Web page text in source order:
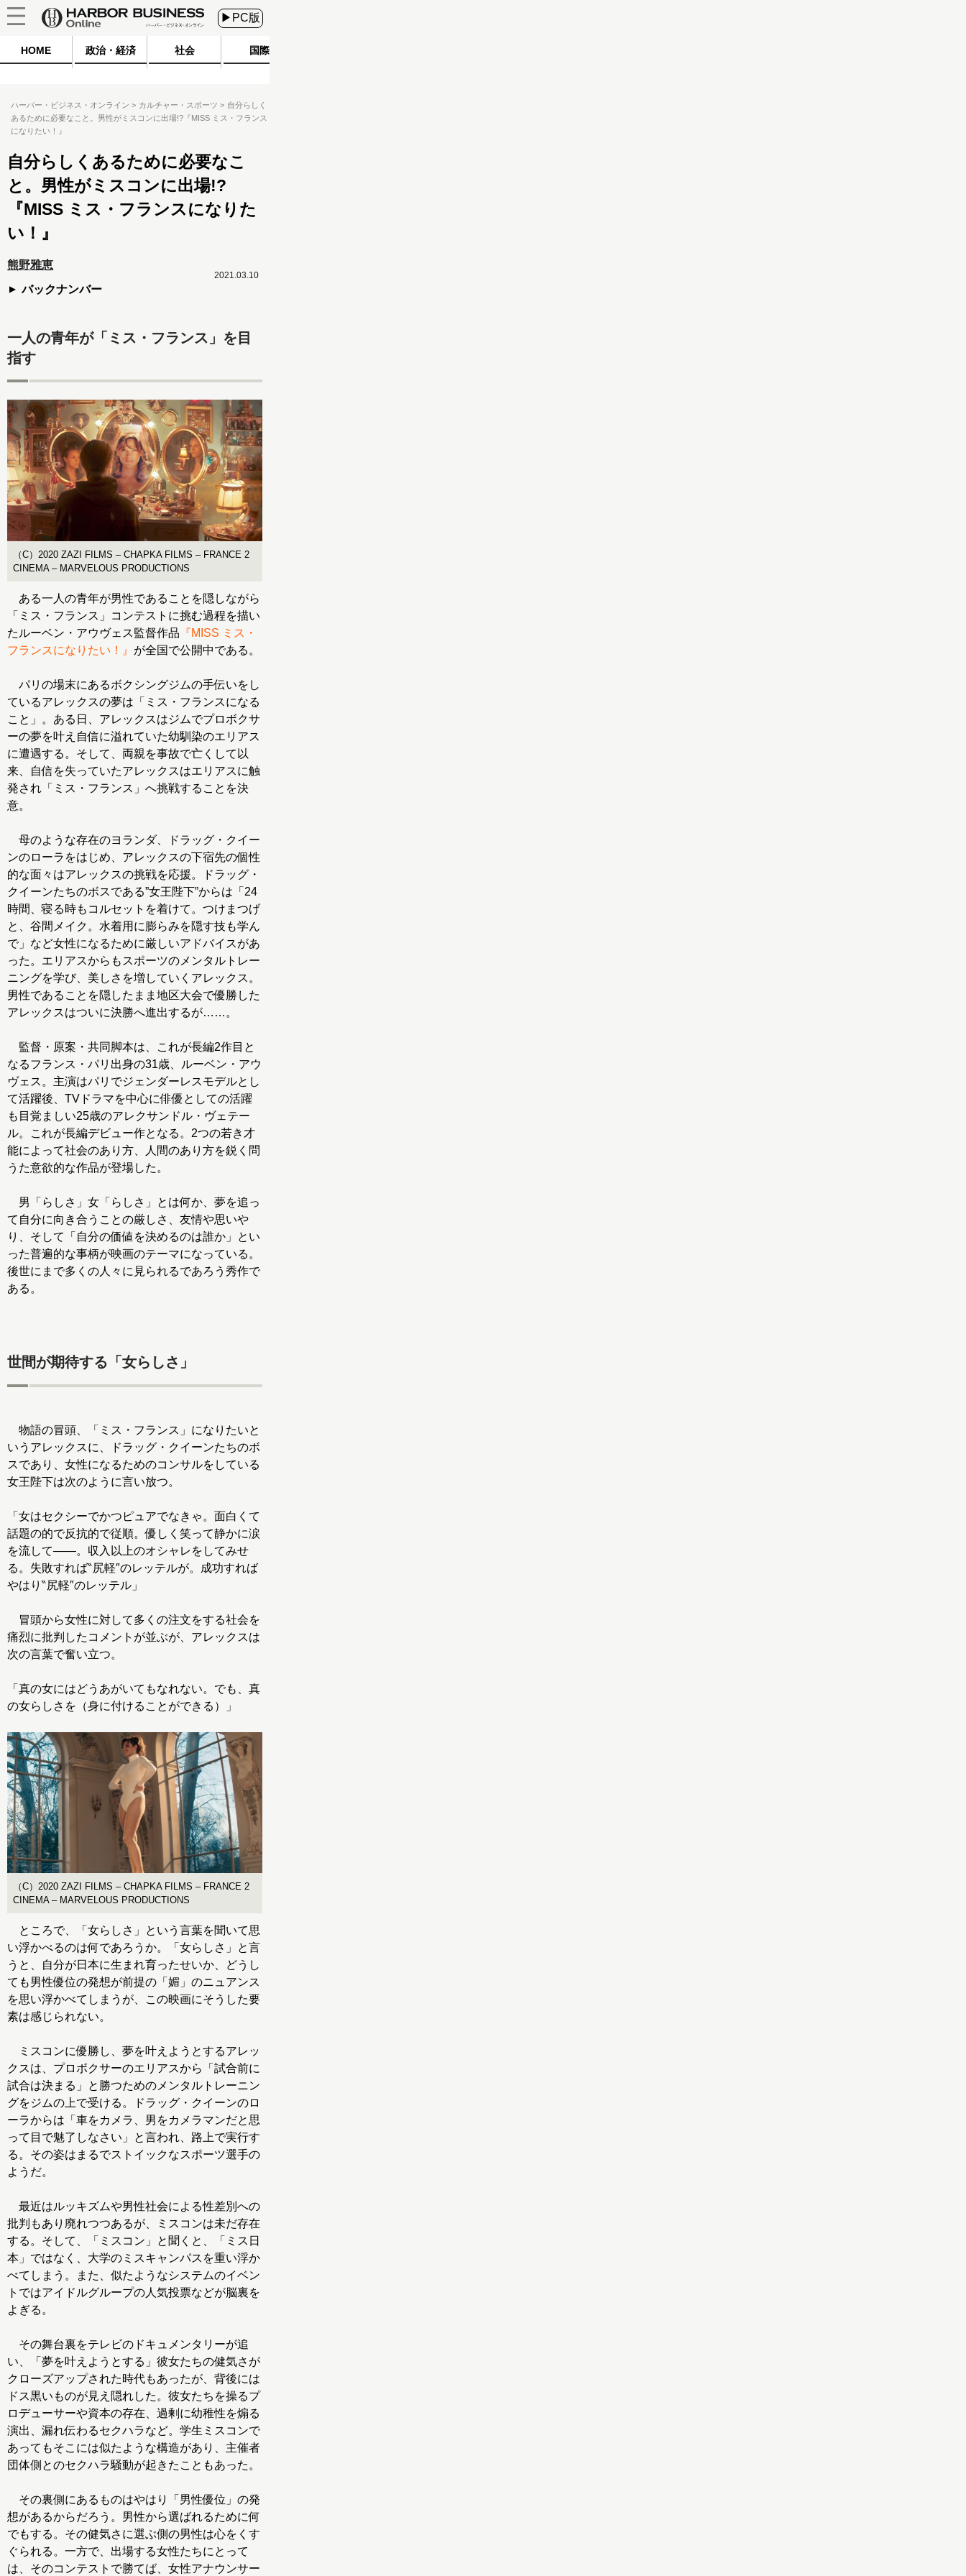
▶PC版
HOME 政治・経済 社会 国際
ハーバー・ビジネス・オンライン カルチャー・スポーツ
自分らしく
あるために必要なこと。男性がミスコンに出場!?『MISS ミス・フランス
になりたい！』
自分らしくあるために必要なこ
と。男性がミスコンに出場!?
『MISS ミス・フランスになりた
い！』
熊野雅恵
バックナンバー
2021.03.10
一人の青年が「ミス・フランス」を目
指す
（C）2020 ZAZI FILMS – CHAPKA FILMS – FRANCE 2
CINEMA – MARVELOUS PRODUCTIONS
ある一人の青年が男性であることを隠しながら
「ミス・フランス」コンテストに挑む過程を描い
たルーベン・アウヴェス監督作品 『MISS ミス・
フランスになりたい！』 が全国で公開中である。
パリの場末にあるボクシングジムの手伝いをし
ているアレックスの夢は「ミス・フランスになる
こと」。ある日、アレックスはジムでプロボクサ
ーの夢を叶え自信に溢れていた幼馴染のエリアス
に遭遇する。そして、両親を事故で亡くして以
来、自信を失っていたアレックスはエリアスに触
発され「ミス・フランス」へ挑戦することを決
意。
母のような存在のヨランダ、ドラッグ・クイー
ンのローラをはじめ、アレックスの下宿先の個性
的な面々はアレックスの挑戦を応援。ドラッグ・
クイーンたちのボスである”女王陛下”からは「24
時間、寝る時もコルセットを着けて。つけまつげ
と、谷間メイク。水着用に膨らみを隠す技も学ん
で」など女性になるために厳しいアドバイスがあ
った。エリアスからもスポーツのメンタルトレー
ニングを学び、美しさを増していくアレックス。
男性であることを隠したまま地区大会で優勝した
アレックスはついに決勝へ進出するが……。
監督・原案・共同脚本は、これが長編2作目と
なるフランス・パリ出身の31歳、ルーベン・アウ
ヴェス。主演はパリでジェンダーレスモデルとし
て活躍後、TVドラマを中心に俳優としての活躍
も目覚ましい25歳のアレクサンドル・ヴェテー
ル。これが長編デビュー作となる。2つの若き才
能によって社会のあり方、人間のあり方を鋭く問
うた意欲的な作品が登場した。
男「らしさ」女「らしさ」とは何か、夢を追っ
て自分に向き合うことの厳しさ、友情や思いや
り、そして「自分の価値を決めるのは誰か」とい
った普遍的な事柄が映画のテーマになっている。
後世にまで多くの人々に見られるであろう秀作で
ある。
世間が期待する「女らしさ」
物語の冒頭、「ミス・フランス」になりたいと
いうアレックスに、ドラッグ・クイーンたちのボ
スであり、女性になるためのコンサルをしている
女王陛下は次のように言い放つ。
「女はセクシーでかつピュアでなきゃ。面白くて
話題の的で反抗的で従順。優しく笑って静かに涙
を流して――。収入以上のオシャレをしてみせ
る。失敗すれば‶尻軽″のレッテルが。成功すれば
やはり‶尻軽″のレッテル」
冒頭から女性に対して多くの注文をする社会を
痛烈に批判したコメントが並ぶが、アレックスは
次の言葉で奮い立つ。
「真の女にはどうあがいてもなれない。でも、真
の女らしさを（身に付けることができる）」
（C）2020 ZAZI FILMS – CHAPKA FILMS – FRANCE 2
CINEMA – MARVELOUS PRODUCTIONS
ところで、「女らしさ」という言葉を聞いて思
い浮かべるのは何であろうか。「女らしさ」と言
うと、自分が日本に生まれ育ったせいか、どうし
ても男性優位の発想が前提の「媚」のニュアンス
を思い浮かべてしまうが、この映画にそうした要
素は感じられない。
ミスコンに優勝し、夢を叶えようとするアレッ
クスは、プロボクサーのエリアスから「試合前に
試合は決まる」と勝つためのメンタルトレーニン
グをジムの上で受ける。ドラッグ・クイーンのロ
ーラからは「車をカメラ、男をカメラマンだと思
って目で魅了しなさい」と言われ、路上で実行す
る。その姿はまるでストイックなスポーツ選手の
ようだ。
最近はルッキズムや男性社会による性差別への
批判もあり廃れつつあるが、ミスコンは未だ存在
する。そして、「ミスコン」と聞くと、「ミス日
本」ではなく、大学のミスキャンパスを重い浮か
べてしまう。また、似たようなシステムのイベン
トではアイドルグループの人気投票などが脳裏を
よぎる。
その舞台裏をテレビのドキュメンタリーが追
い、「夢を叶えようとする」彼女たちの健気さが
クローズアップされた時代もあったが、背後には
ドス黒いものが見え隠れした。彼女たちを操るプ
ロデューサーや資本の存在、過剰に幼稚性を煽る
演出、漏れ伝わるセクハラなど。学生ミスコンで
あってもそこには似たような構造があり、主催者
団体側とのセクハラ騒動が起きたこともあった。
その裏側にあるものはやはり「男性優位」の発
想があるからだろう。男性から選ばれるために何
でもする。その健気さに選ぶ側の男性は心をくす
ぐられる。一方で、出場する女性たちにとって
は、そのコンテストで勝てば、女性アナウンサー